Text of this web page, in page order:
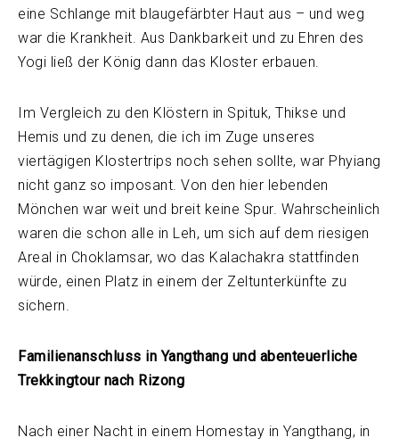
eine Schlange mit blaugefärbter Haut aus – und weg
war die Krankheit. Aus Dankbarkeit und zu Ehren des
Yogi ließ der König dann das Kloster erbauen.
Im Vergleich zu den Klöstern in Spituk, Thikse und
Hemis und zu denen, die ich im Zuge unseres
viertägigen Klostertrips noch sehen sollte, war Phyiang
nicht ganz so imposant. Von den hier lebenden
Mönchen war weit und breit keine Spur. Wahrscheinlich
waren die schon alle in Leh, um sich auf dem riesigen
Areal in Choklamsar, wo das Kalachakra stattfinden
würde, einen Platz in einem der Zeltunterkünfte zu
sichern.
Familienanschluss in Yangthang und abenteuerliche
Trekkingtour nach Rizong
Nach einer Nacht in einem Homestay in Yangthang, in